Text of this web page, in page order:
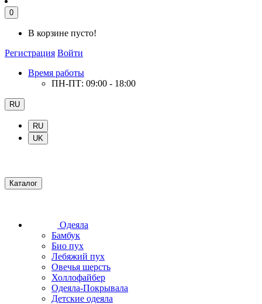
0
В корзине пусто!
Регистрация Войти
Время работы
ПН-ПТ: 09:00 - 18:00
RU
RU
UK
Каталог
Одеяла
Бамбук
Био пух
Лебяжий пух
Овечья шерсть
Холлофайбер
Одеяла-Покрывала
Детские одеяла